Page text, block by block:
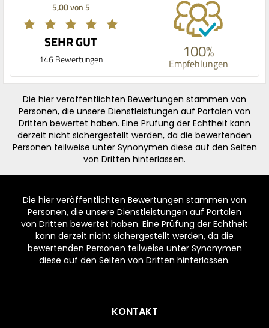
5,00 von 5
SEHR GUT
146 Bewertungen 100%
Empfehlungen
Die hier veröffentlichten Bewertungen stammen von
Personen, die unsere Dienstleistungen auf Portalen von
Dritten bewertet haben. Eine Prüfung der Echtheit kann
derzeit nicht sichergestellt werden, da die bewertenden
Personen teilweise unter Synonymen diese auf den Seiten
von Dritten hinterlassen.
Die hier veröffentlichten Bewertungen stammen von
Personen, die unsere Dienstleistungen auf Portalen
von Dritten bewertet haben. Eine Prüfung der Echtheit
kann derzeit nicht sichergestellt werden, da die
bewertenden Personen teilweise unter Synonymen
diese auf den Seiten von Dritten hinterlassen.
KONTAKT